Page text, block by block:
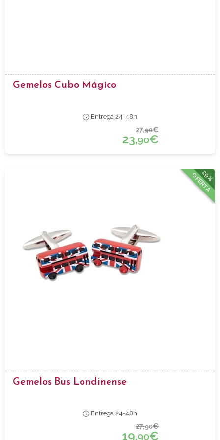
Gemelos Cubo Mágico
Entrega 24-48h
27,90€
23,90€
29%
OFERTA
Gemelos Bus Londinense
Entrega 24-48h
27,90€
19,90€